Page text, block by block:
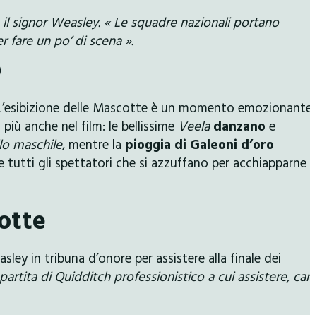
signor Weasley. « Le squadre nazionali portano
fare un po’ di scena ».
delle Mascotte è un momento
anche nel film: le bellissime Veela danzano e
maschile, mentre la pioggia di Galeoni d’oro
tutti gli spettatori che si azzuffano per acchiapparne
in tribuna d’onore per assistere alla finale dei
di Quidditch professionistico a cui assistere,